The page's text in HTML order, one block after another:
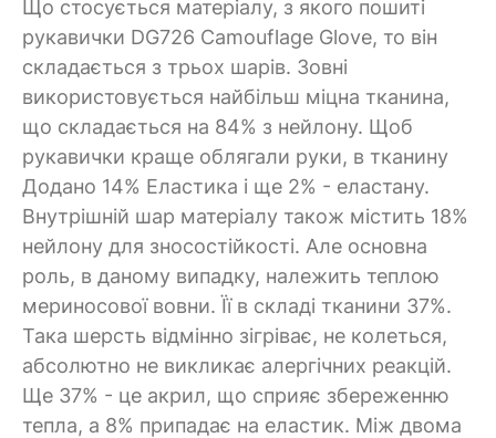
Що стосується матеріалу, з якого пошиті
рукавички DG726 Camouflage Glove, то він
складається з трьох шарів. Зовні
використовується найбільш міцна тканина,
що складається на 84% з нейлону. Щоб
рукавички краще облягали руки, в тканину
Додано 14% Еластика і ще 2% - еластану.
Внутрішній шар матеріалу також містить 18%
нейлону для зносостійкості. Але основна
роль, в даному випадку, належить теплою
мериносової вовни. Її в складі тканини 37%.
Така шерсть відмінно зігріває, не колеться,
абсолютно не викликає алергічних реакцій.
Ще 37% - це акрил, що сприяє збереженню
тепла, а 8% припадає на еластик. Між двома